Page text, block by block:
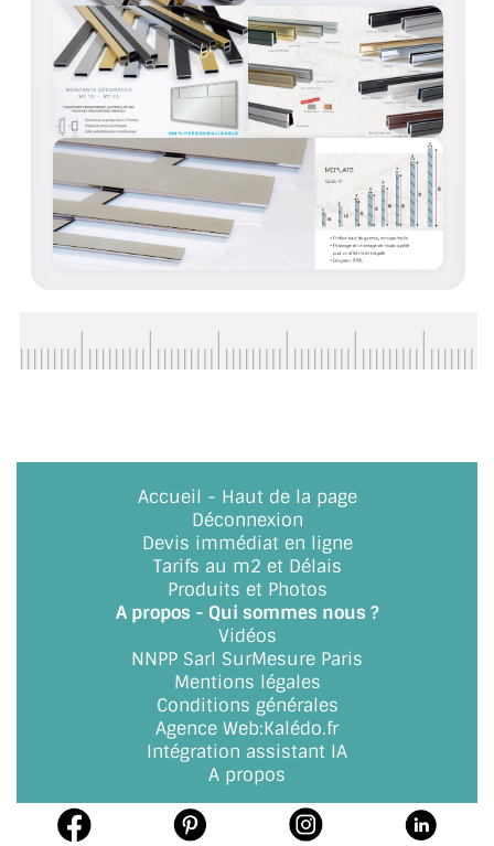
VERRE FEUILLETÉ/TREMPÉ
DALLE DE SOL EN VERRE
PORTE EN VERRE
GARDE CORPS EN VERRE
VERRIÈRE TYPE ATELIER
VERRES TEXTURÉS
DOUBLE VITRAGE
LES FIXATIONS POUR MIROIR
LES PROFILS PAROI DE VERRE
VITRINE EN VERRE
CONNECTEURS ET ASSEMBLAGE DE VERRES
PLATS ET CORNIÈRES
LES CHARNIÈRES DE PORTE EN VERRE
BOUTONS ET POIGNÉES
Accueil - Haut de la page
Déconnexion
Devis immédiat en ligne
Tarifs au m2 et Délais
Produits et Photos
A propos - Qui sommes nous ?
Vidéos
NNPP Sarl SurMesure Paris
Mentions légales
Conditions générales
Agence Web:Kalédo.fr
Intégration assistant IA
A propos